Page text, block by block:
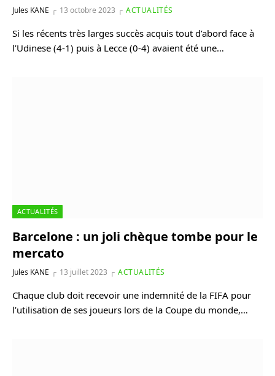
Jules KANE 13 octobre 2023 ACTUALITÉS
Si les récents très larges succès acquis tout d’abord face à
l’Udinese (4-1) puis à Lecce (0-4) avaient été une…
ACTUALITÉS
Barcelone : un joli chèque tombe pour le
mercato
Jules KANE 13 juillet 2023 ACTUALITÉS
Chaque club doit recevoir une indemnité de la FIFA pour
l’utilisation de ses joueurs lors de la Coupe du monde,…